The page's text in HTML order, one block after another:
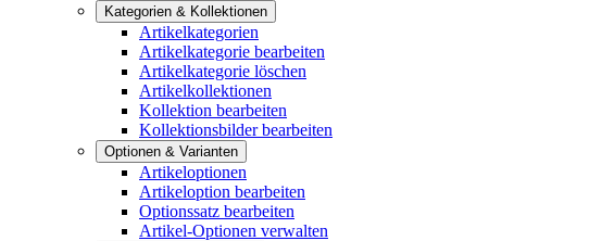
Kategorien & Kollektionen
Artikelkategorien
Artikelkategorie bearbeiten
Artikelkategorie löschen
Artikelkollektionen
Kollektion bearbeiten
Kollektionsbilder bearbeiten
Optionen & Varianten
Artikeloptionen
Artikeloption bearbeiten
Optionssatz bearbeiten
Artikel-Optionen verwalten